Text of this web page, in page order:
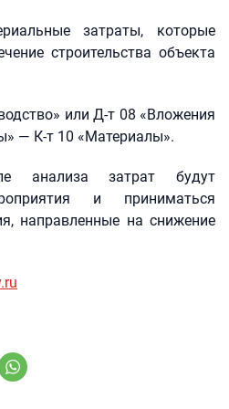
затраты, которые
строительства объекта
или Д-т 08 «Вложения
— К-т 10 «Материалы».
анализа затрат будут
и приниматься
направленные на снижение